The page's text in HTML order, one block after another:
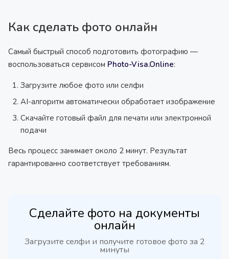
Как сделать фото онлайн
Самый быстрый способ подготовить фотографию —
воспользоваться сервисом Photo-Visa.Online:
Загрузите любое фото или селфи
AI-алгоритм автоматически обработает изображение
Скачайте готовый файл для печати или электронной
подачи
Весь процесс занимает около 2 минут. Результат
гарантированно соответствует требованиям.
Сделайте фото на документы
онлайн
Загрузите селфи и получите готовое фото за 2
минуты